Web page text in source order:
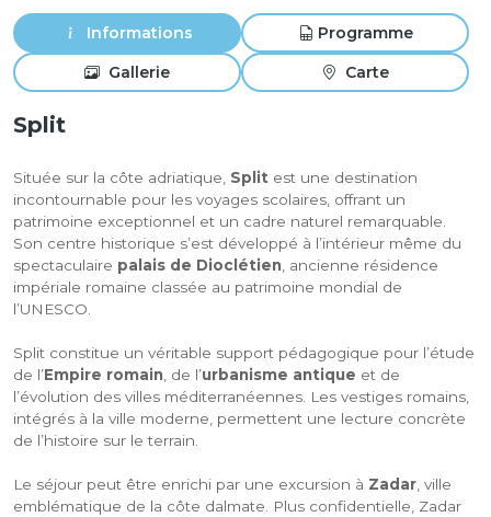
Informations Programme
Gallerie Carte
Split
Située sur la côte adriatique, Split est une destination
incontournable pour les voyages scolaires, offrant un
patrimoine exceptionnel et un cadre naturel remarquable.
Son centre historique s’est développé à l’intérieur même du
spectaculaire palais de Dioclétien , ancienne résidence
impériale romaine classée au patrimoine mondial de
l’UNESCO.
Split constitue un véritable support pédagogique pour l’étude
de l’Empire romain , de l’urbanisme antique et de
l’évolution des villes méditerranéennes. Les vestiges romains,
intégrés à la ville moderne, permettent une lecture concrète
de l’histoire sur le terrain.
Le séjour peut être enrichi par une excursion à Zadar , ville
emblématique de la côte dalmate. Plus confidentielle, Zadar